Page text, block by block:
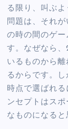
る限り、叫ぶ
問題は、それ
の時の間のゲ
す。なぜなら
いるものから
るからです。
時点で選ばれ
ンセプトはス
なものになると